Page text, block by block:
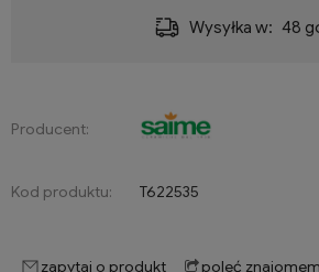
Wysyłka w: 48
Producent:
Kod produktu: T622535
zapytaj o produkt poleć